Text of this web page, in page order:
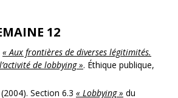
12
« Aux frontières de diverses légitimités.
de lobbying ». Éthique publique,
Section 6.3 « Lobbying » du